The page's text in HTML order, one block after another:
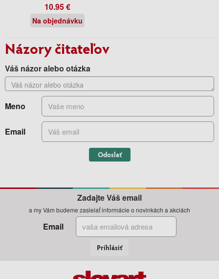
10.95 €
Na objednávku
Názory čitateľov
Váš názor alebo otázka
Meno
Email
Odoslať
Zadajte Váš email
a my Vám budeme zasielať informácie o novinkách a akciách
Email
Prihlásiť